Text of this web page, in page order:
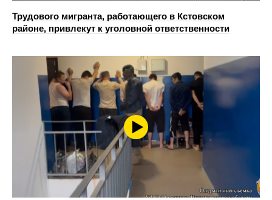
Трудового мигранта, работающего в Кстовском
районе, привлекут к уголовной ответственности